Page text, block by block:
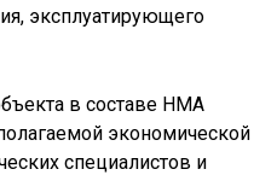
эксплуатирующего
в составе НМА
экономической
специалистов и